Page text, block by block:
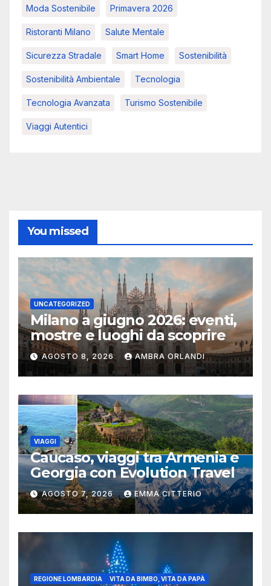
Moda Sostenibile Primavera 2026
Ristoranti Milano Salute Mentale
Sicurezza Stradale Smart Home Sostenibilità
Sostenibilità Ambientale Tecnologia
Tecnologia Avanzata Turismo Sostenibile
Viaggi Autentici
You missed
UNCATEGORIZED
Milano a giugno 2026: eventi,
mostre e luoghi da scoprire
AGOSTO 8, 2026 AMBRA ORLANDI
VIAGGI
Caucaso, viaggi tra Armenia e
Georgia con Evolution Travel
AGOSTO 7, 2026 EMMA CITTERIO
REGIONE LOMBARDIA VITA DA BIMBO, VITA DA PAPÀ